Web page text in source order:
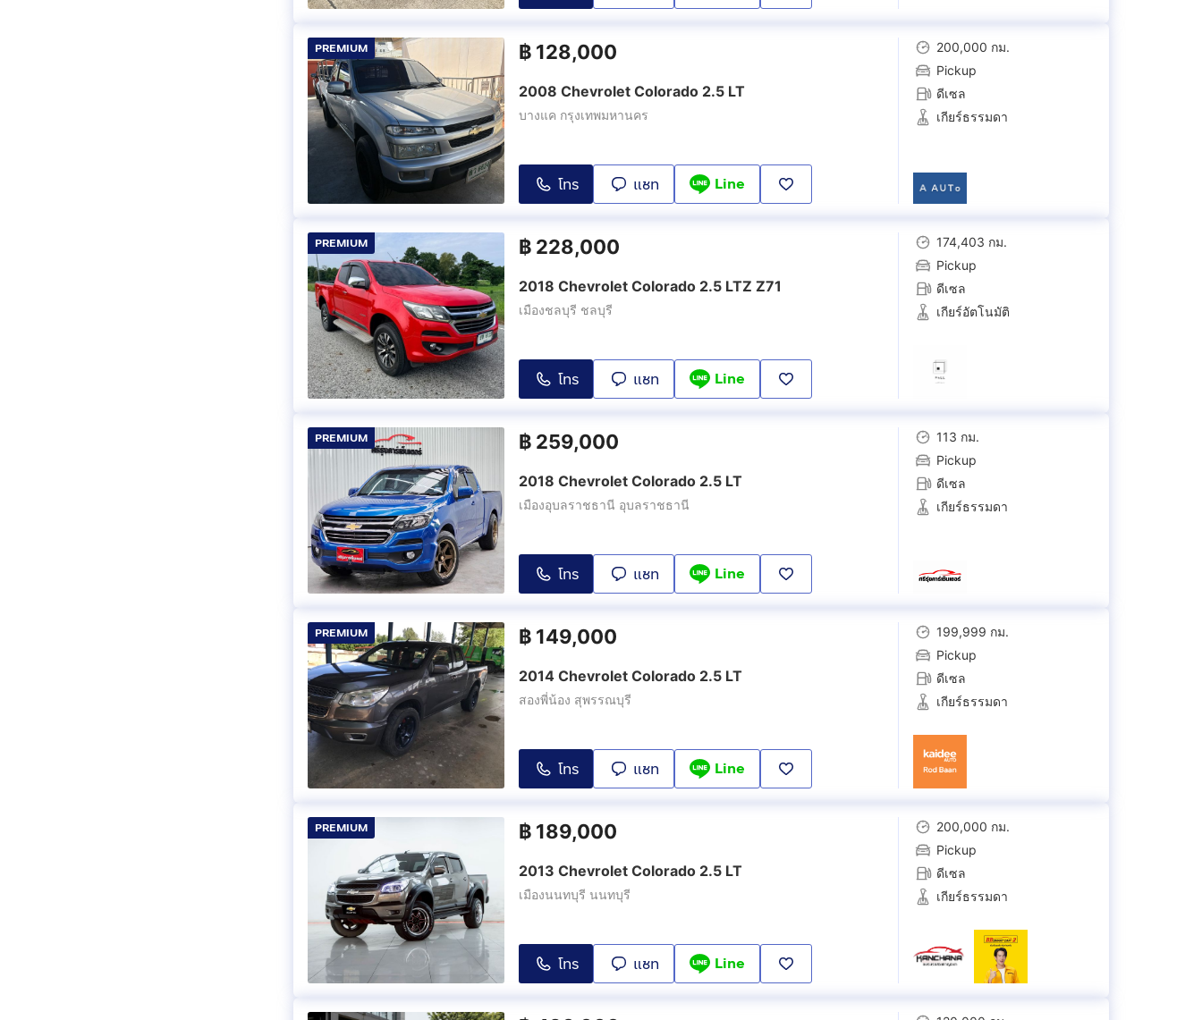
PREMIUM ฿ 128,000
2008 Chevrolet Colorado 2.5 LT
บางแค กรุงเทพมหานคร
โทร แชท Line
200,000 กม.
Pickup
ดีเซล
เกียร์ธรรมดา
PREMIUM ฿ 228,000
2018 Chevrolet Colorado 2.5 LTZ Z71
เมืองชลบุรี ชลบุรี
โทร แชท Line
174,403 กม.
Pickup
ดีเซล
เกียร์อัตโนมัติ
PREMIUM ฿ 259,000
2018 Chevrolet Colorado 2.5 LT
เมืองอุบลราชธานี อุบลราชธานี
โทร แชท Line
113 กม.
Pickup
ดีเซล
เกียร์ธรรมดา
PREMIUM ฿ 149,000
2014 Chevrolet Colorado 2.5 LT
สองพี่น้อง สุพรรณบุรี
โทร แชท Line
199,999 กม.
Pickup
ดีเซล
เกียร์ธรรมดา
PREMIUM ฿ 189,000
2013 Chevrolet Colorado 2.5 LT
เมืองนนทบุรี นนทบุรี
โทร แชท Line
200,000 กม.
Pickup
ดีเซล
เกียร์ธรรมดา